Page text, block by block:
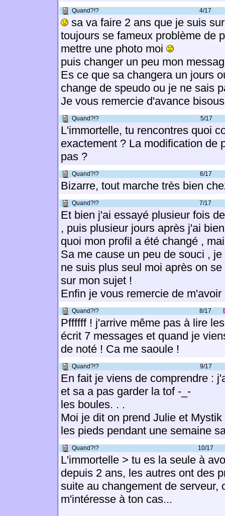
Quand?!? 4/17
sa va faire 2 ans que je suis
toujours se fameux problème de
mettre une photo moi
puis changer un peu mon
Es ce que sa changera un jours
change de speudo ou je ne sais
Je vous remercie d'avance bisous
Quand?!? 5/17
L'immortelle, tu rencontres quoi
exactement ? La modification de
pas ?
Quand?!? 6/17
Bizarre, tout marche très bien
Quand?!? 7/17
Et bien j'ai essayé plusieur fois
, puis plusieur jours après j'ai
quoi mon profil a été changé ,
Sa me cause un peu de souci ,
ne suis plus seul moi après on
sur mon sujet !
Enfin je vous remercie de m'avoir
Quand?!? 8/17
Pffffff ! j'arrive même pas à lire
écrit 7 messages et quand je
de noté ! Ca me saoule !
Quand?!? 9/17
En fait je viens de comprendre :
et sa a pas garder la tof -_-
les boules. . .
Moi je dit on prend Julie et
les pieds pendant une semaine
Quand?!? 10/17
L'immortelle > tu es la seule à
depuis 2 ans, les autres ont des
suite au changement de serveur,
m'intéresse à ton cas...